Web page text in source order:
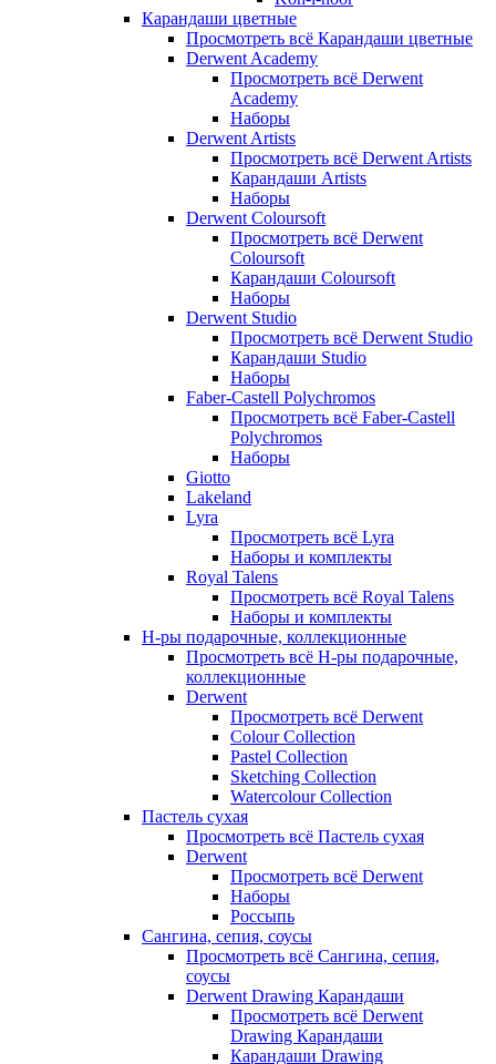
Карандаши цветные
Просмотреть всё Карандаши цветные
Derwent Academy
Просмотреть всё Derwent
Academy
Наборы
Derwent Artists
Просмотреть всё Derwent Artists
Карандаши Artists
Наборы
Derwent Coloursoft
Просмотреть всё Derwent
Coloursoft
Карандаши Coloursoft
Наборы
Derwent Studio
Просмотреть всё Derwent Studio
Карандаши Studio
Наборы
Faber-Castell Polychromos
Просмотреть всё Faber-Castell
Polychromos
Наборы
Giotto
Lakeland
Lyra
Просмотреть всё Lyra
Наборы и комплекты
Royal Talens
Просмотреть всё Royal Talens
Наборы и комплекты
Н-ры подарочные, коллекционные
Просмотреть всё Н-ры подарочные,
коллекционные
Derwent
Просмотреть всё Derwent
Colour Collection
Pastel Collection
Sketching Collection
Watercolour Collection
Пастель сухая
Просмотреть всё Пастель сухая
Derwent
Просмотреть всё Derwent
Наборы
Россыпь
Сангина, сепия, соусы
Просмотреть всё Сангина, сепия,
соусы
Derwent Drawing Карандаши
Просмотреть всё Derwent
Drawing Карандаши
Карандаши Drawing